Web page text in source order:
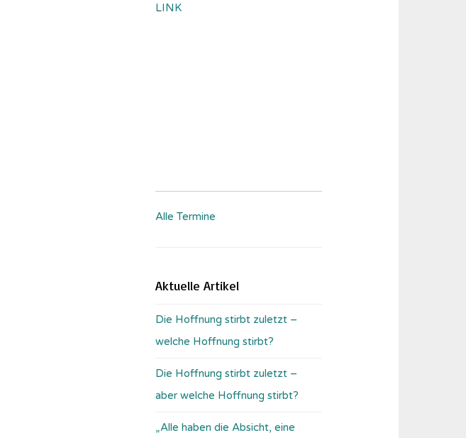
LINK
Alle Termine
Aktuelle Artikel
Die Hoffnung stirbt zuletzt –
welche Hoffnung stirbt?
Die Hoffnung stirbt zuletzt –
aber welche Hoffnung stirbt?
„Alle haben die Absicht, eine